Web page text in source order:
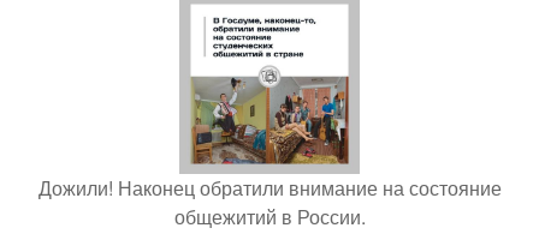
Дожили! Наконец обратили внимание на состояние
общежитий в России.